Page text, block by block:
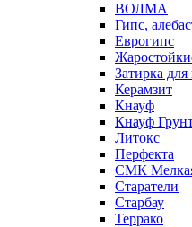
ВОЛМА
Гипс,
Еврогипс
Затирка
Керамзит
Кнауф
Кнауф
Литокс
Перфекта
СМК
Старатели
Старбау
Террако